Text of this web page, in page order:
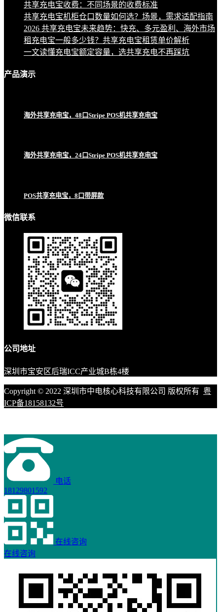
共享充电宝收费：不同场景的收费标准
共享充电宝机柜仓口数量如何选？场景，需求适配指南
2026 共享充电宝未来趋势：快充、多元盈利、海外市场
租充电宝一般多少钱？共享充电宝租赁单价解析
一文读懂充电宝额定容量，选共享充电不再踩坑
产品演示
海外共享充电宝，48口Stripe POS机共享充电宝
海外共享充电宝，24口Stripe POS机共享充电宝
POS共享充电宝，8口带屏款
微信联系
公司地址
深圳市宝安区后瑞ICC产业城B栋4楼
Copyright © 2022 深圳市中电核心科技有限公司 版权所有 粤
ICP备18158132号
电话
18129801592
在线咨询
在线咨询